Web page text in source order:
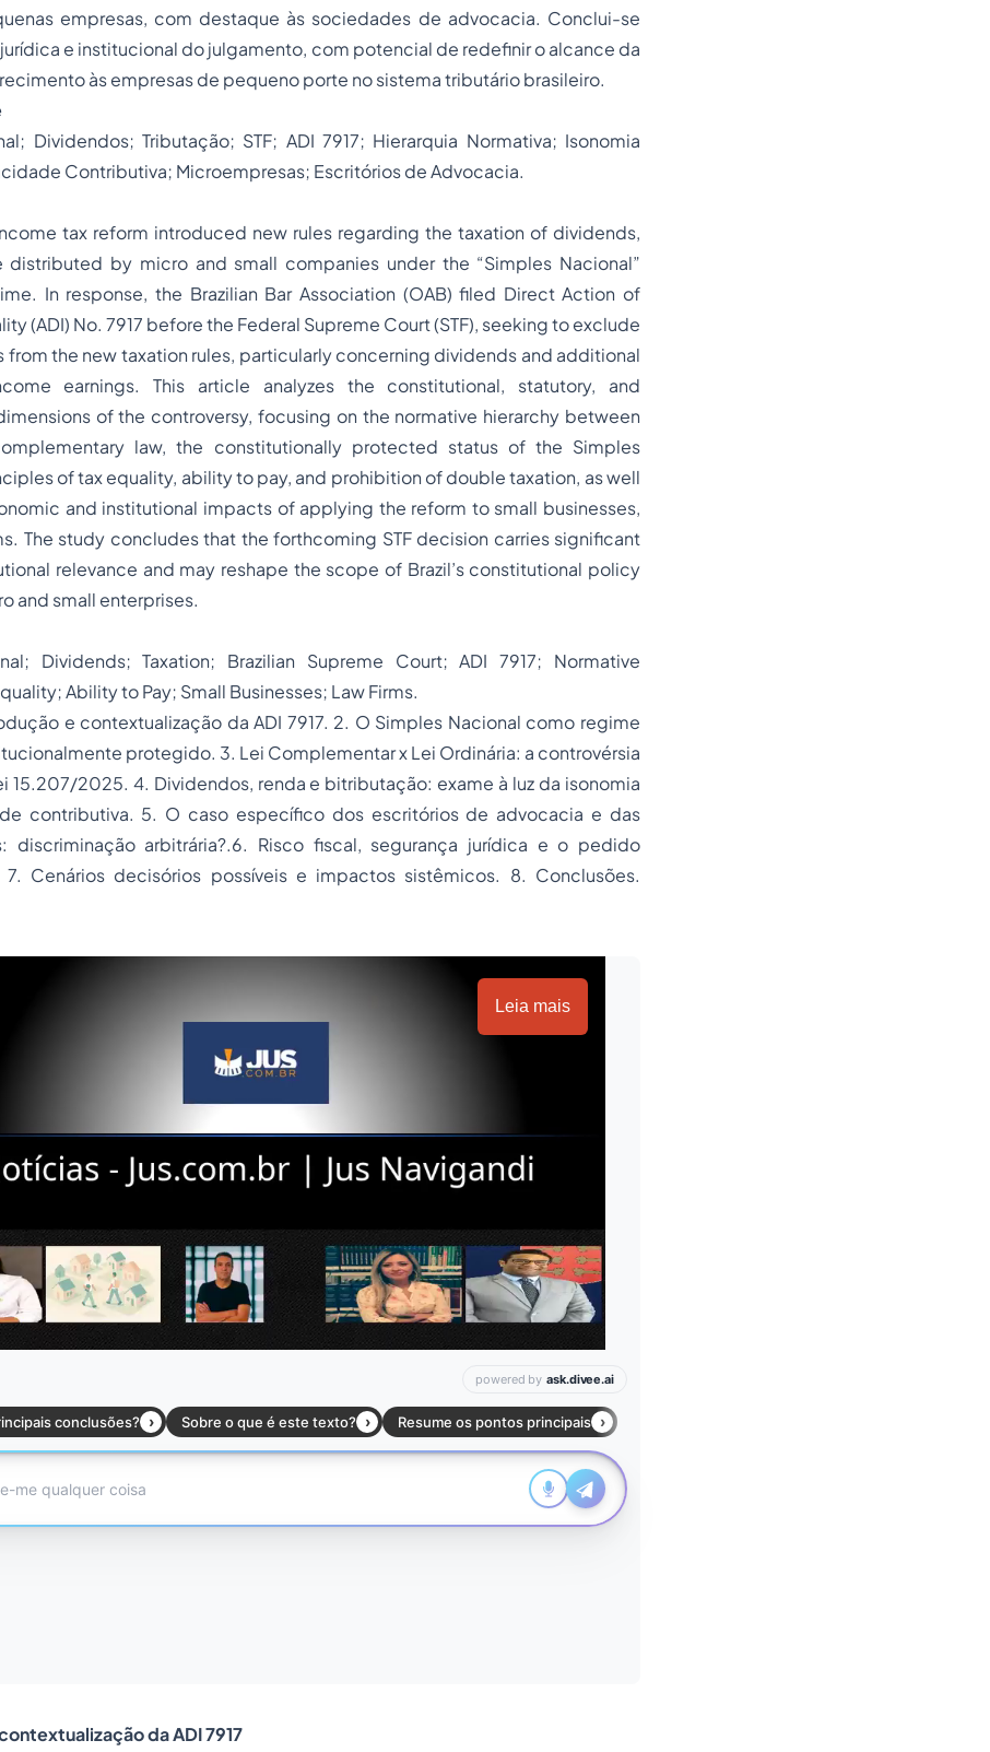
empresas, com destaque às sociedades de advocacia. Conclui-se
e institucional do julgamento, com potencial de redefinir o alcance da
às empresas de pequeno porte no sistema tributário brasileiro.
Dividendos; Tributação; STF; ADI 7917; Hierarquia Normativa; Isonomia
Contributiva; Microempresas; Escritórios de Advocacia.
tax reform introduced new rules regarding the taxation of dividends,
distributed by micro and small companies under the “Simples Nacional”
In response, the Brazilian Bar Association (OAB) filed Direct Action of
(ADI) No. 7917 before the Federal Supreme Court (STF), seeking to exclude
from the new taxation rules, particularly concerning dividends and additional
earnings. This article analyzes the constitutional, statutory, and
of the controversy, focusing on the normative hierarchy between
law, the constitutionally protected status of the Simples
of tax equality, ability to pay, and prohibition of double taxation, as well
and institutional impacts of applying the reform to small businesses,
The study concludes that the forthcoming STF decision carries significant
relevance and may reshape the scope of Brazil’s constitutional policy
and small enterprises.
Dividends; Taxation; Brazilian Supreme Court; ADI 7917; Normative
Ability to Pay; Small Businesses; Law Firms.
e contextualização da ADI 7917. 2. O Simples Nacional como regime
protegido. 3. Lei Complementar x Lei Ordinária: a controvérsia
15.207/2025. 4. Dividendos, renda e bitributação: exame à luz da isonomia
contributiva. 5. O caso específico dos escritórios de advocacia e das
discriminação arbitrária?.6. Risco fiscal, segurança jurídica e o pedido
7. Cenários decisórios possíveis e impactos sistêmicos. 8. Conclusões.
Leia mais
da ADI 7917